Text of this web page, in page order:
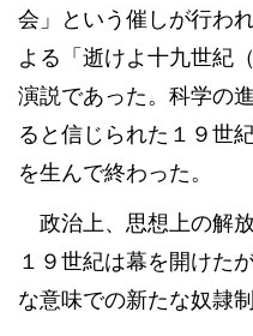
会」という催しが行わ
よる「逝けよ十九世紀
演説であった。科学の
ると信じられた１９世
を生んで終わった。
政治上、思想上の解
１９世紀は幕を開けた
な意味での新たな奴隷